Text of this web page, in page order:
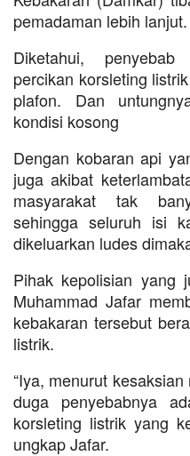
pemadaman lebih lanjut.
Diketahui,
percikan korsleting
plafon. Dan
kondisi kosong
Dengan kobaran api
juga akibat
masyarakat tak
sehingga seluruh isi
dikeluarkan ludes
Pihak kepolisian yang
Muhammad Jafar
kebakaran tersebut
listrik.
“Iya, menurut
duga penyebabnya
korsleting listrik yang
ungkap Jafar.